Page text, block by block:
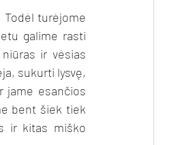
Todėl turėjome
galime rasti
ir vėsias
sukurti lysvę,
jame esančios
bent šiek tiek
ir kitas miško